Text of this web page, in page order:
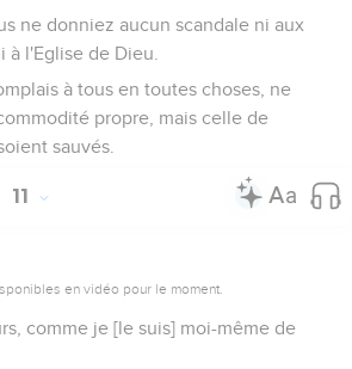
ne donniez aucun scandale ni aux
à l'Eglise de Dieu.
à tous en toutes choses, ne
propre, mais celle de
sauvés.
11
en vidéo pour le moment.
comme je [le suis] moi-même de